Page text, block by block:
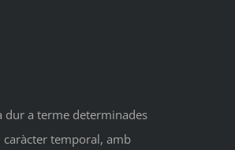
dur a terme determinades
temporal, amb